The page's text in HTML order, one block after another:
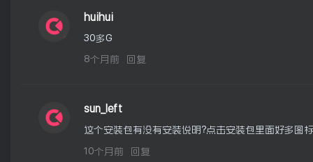
huihui
30多G
8个月前 回复
sun_left
这个安装包有没有安装说明？点击安装包里面好多图
10个月前 回复